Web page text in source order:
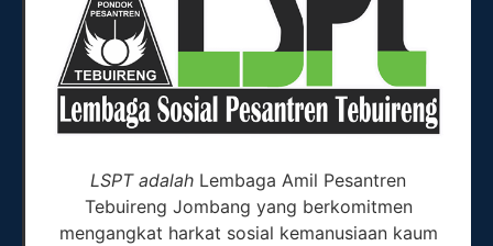
LSPT adalah Lembaga Amil Pesantren
Tebuireng Jombang yang berkomitmen
mengangkat harkat sosial kemanusiaan kaum